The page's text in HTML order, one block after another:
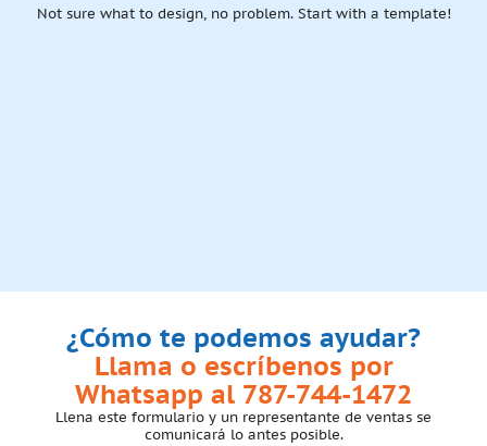
Not sure what to design, no problem. Start with a template!
¿Cómo te podemos ayudar?
Llama o escríbenos por
Whatsapp al 787-744-1472
Llena este formulario y un representante de ventas se
comunicará lo antes posible.